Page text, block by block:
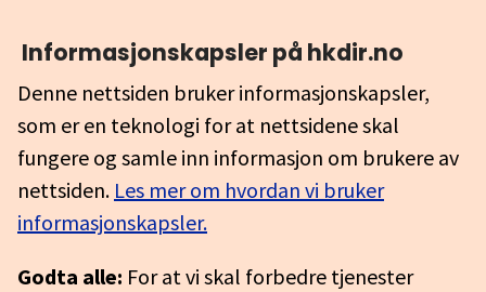
Informasjonskapsler på hkdir.no
Denne nettsiden bruker informasjonskapsler,
som er en teknologi for at nettsidene skal
fungere og samle inn informasjon om brukere av
nettsiden. Les mer om hvordan vi bruker
informasjonskapsler.
Godta alle: For at vi skal forbedre tjenester